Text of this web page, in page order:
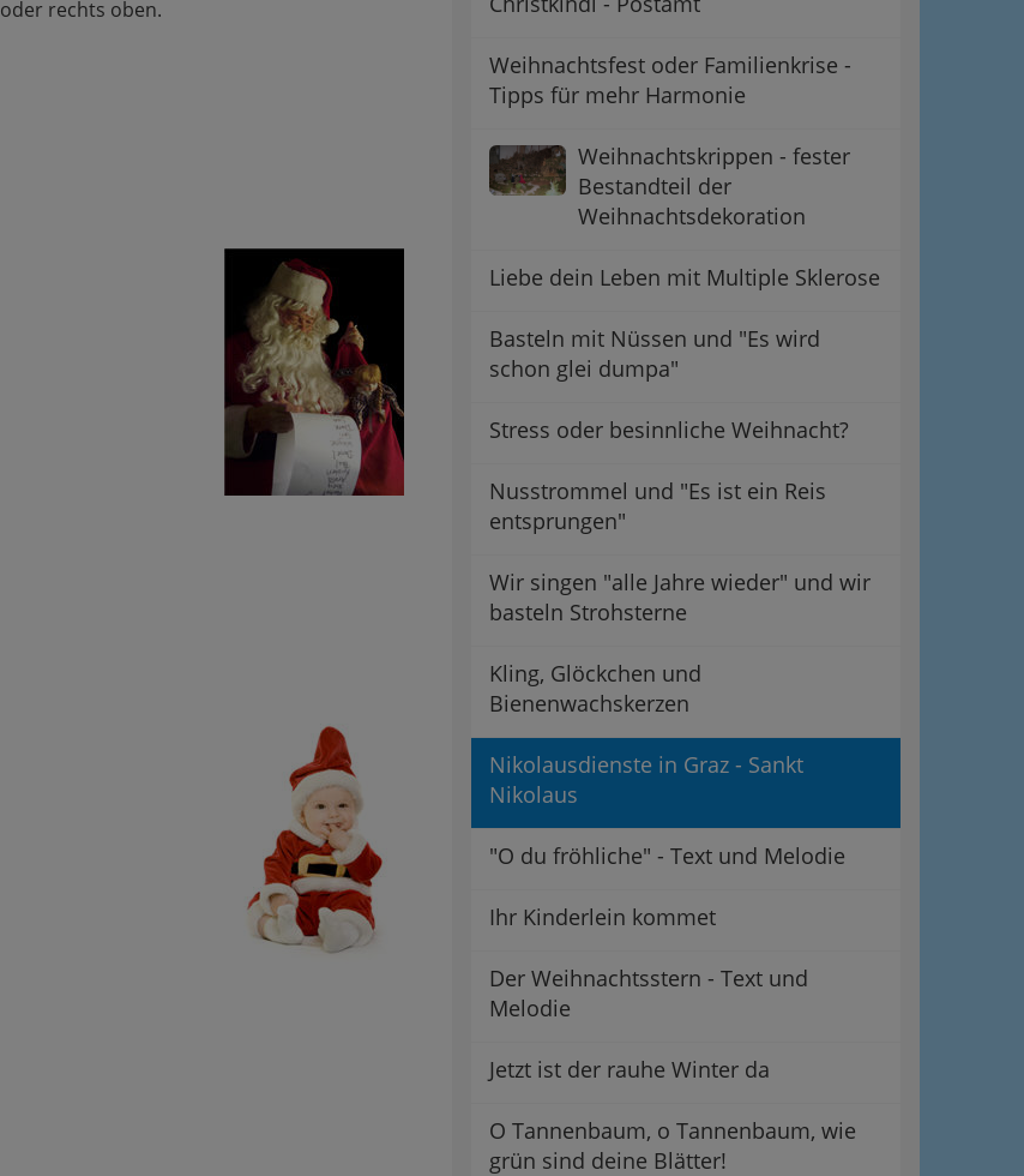
oder rechts oben.
Weihnachtsfest oder Familienkrise -
Tipps für mehr Harmonie
Weihnachtskrippen - fester
Bestandteil der
Weihnachtsdekoration
Liebe dein Leben mit Multiple Sklerose
Basteln mit Nüssen und "Es wird
schon glei dumpa"
Stress oder besinnliche Weihnacht?
Nusstrommel und "Es ist ein Reis
entsprungen"
Wir singen "alle Jahre wieder" und wir
basteln Strohsterne
Kling, Glöckchen und
Bienenwachskerzen
Nikolausdienste in Graz - Sankt
Nikolaus
"O du fröhliche" - Text und Melodie
Ihr Kinderlein kommet
Der Weihnachtsstern - Text und
Melodie
Jetzt ist der rauhe Winter da
O Tannenbaum, o Tannenbaum, wie
grün sind deine Blätter!